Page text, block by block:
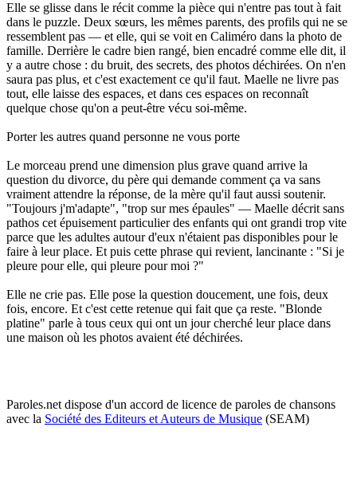
Elle se glisse dans le récit comme la pièce qui n'entre pas tout à fait
dans le puzzle. Deux sœurs, les mêmes parents, des profils qui ne se
ressemblent pas — et elle, qui se voit en Caliméro dans la photo de
famille. Derrière le cadre bien rangé, bien encadré comme elle dit, il
y a autre chose : du bruit, des secrets, des photos déchirées. On n'en
saura pas plus, et c'est exactement ce qu'il faut. Maelle ne livre pas
tout, elle laisse des espaces, et dans ces espaces on reconnaît
quelque chose qu'on a peut-être vécu soi-même.
Porter les autres quand personne ne vous porte
Le morceau prend une dimension plus grave quand arrive la
question du divorce, du père qui demande comment ça va sans
vraiment attendre la réponse, de la mère qu'il faut aussi soutenir.
"Toujours j'm'adapte", "trop sur mes épaules" — Maelle décrit sans
pathos cet épuisement particulier des enfants qui ont grandi trop vite
parce que les adultes autour d'eux n'étaient pas disponibles pour le
faire à leur place. Et puis cette phrase qui revient, lancinante : "Si je
pleure pour elle, qui pleure pour moi ?"
Elle ne crie pas. Elle pose la question doucement, une fois, deux
fois, encore. Et c'est cette retenue qui fait que ça reste. "Blonde
platine" parle à tous ceux qui ont un jour cherché leur place dans
une maison où les photos avaient été déchirées.
Paroles.net dispose d'un accord de licence de paroles de chansons
avec la Société des Editeurs et Auteurs de Musique (SEAM)